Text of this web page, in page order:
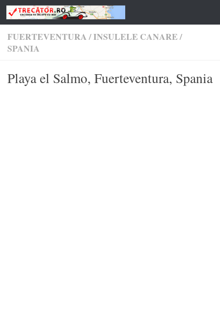
Skip to content
FUERTEVENTURA/INSULELE CANARE/
SPANIA
Playa el Salmo, Fuerteventura, Spania